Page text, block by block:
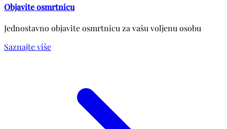
Objavite osmrtnicu
Jednostavno objavite osmrtnicu za vašu voljenu osobu
Saznajte više